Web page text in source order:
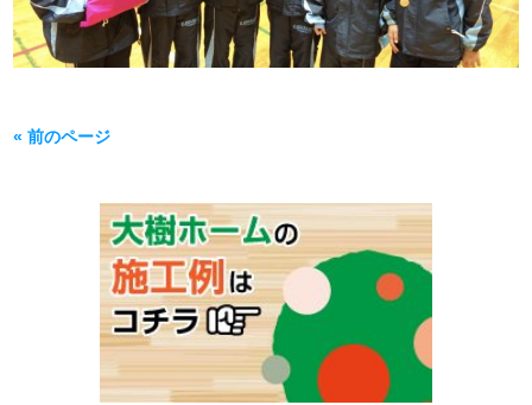
« 前のページ